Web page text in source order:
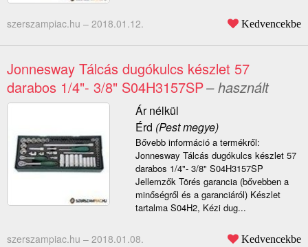
szerszampiac.hu – 2018.01.12. Kedvencekbe
Jonnesway Tálcás dugókulcs készlet 57
darabos 1/4"- 3/8" S04H3157SP– használt
Ár nélkül
Érd (Pest megye)
Bővebb információ a termékről:
Jonnesway Tálcás dugókulcs készlet 57
darabos 1/4"- 3/8" S04H3157SP
Jellemzők Törés garancia (bővebben a
minőségről és a garanciáról) Készlet
tartalma S04H2, Kézi dug...
szerszampiac.hu – 2018.01.08. Kedvencekbe